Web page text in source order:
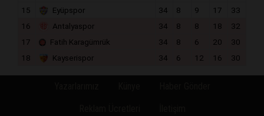
15
Eyüpspor 34 8 9 17
33
16
Antalyaspor 34 8 8 18
32
17
Fatih Karagümrük 34 8 6 20
30
18
Kayserispor 34 6 12 16 30